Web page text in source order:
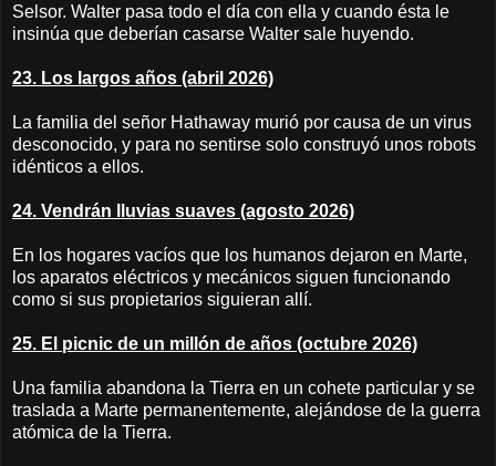
Selsor. Walter pasa todo el día con ella y cuando ésta le
insinúa que deberían casarse Walter sale huyendo.
23. Los largos años (abril 2026)
La familia del señor Hathaway murió por causa de un virus
desconocido, y para no sentirse solo construyó unos robots
idénticos a ellos.
24. Vendrán lluvias suaves (agosto 2026)
En los hogares vacíos que los humanos dejaron en Marte,
los aparatos eléctricos y mecánicos siguen funcionando
como si sus propietarios siguieran allí.
25. El picnic de un millón de años (octubre 2026)
Una familia abandona la Tierra en un cohete particular y se
traslada a Marte permanentemente, alejándose de la guerra
atómica de la Tierra.